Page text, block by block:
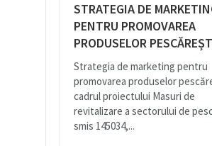
STRATEGIA DE
PENTRU PROMOVAREA
PRODUSELOR
Strategia de marketing pentru
promovarea produselor
cadrul proiectului Masuri de
revitalizare a sectorului de
smis 145034,...